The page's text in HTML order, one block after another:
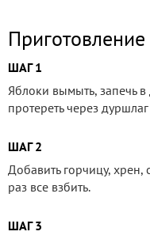
Приготовление
ШАГ 1
Яблоки вымыть, запечь в
протереть через
ШАГ 2
Добавить горчицу, хрен,
раз все взбить.
ШАГ 3